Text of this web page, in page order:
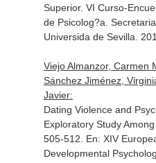
Superior. VI Curso-
de Psicolog?a .
Universida de Sevilla.
Viejo Almanzor, Carmen
Sánchez Jiménez,
Javier:
Dating Violence and
Exploratory Study
505-512. En: XIV
Developmental